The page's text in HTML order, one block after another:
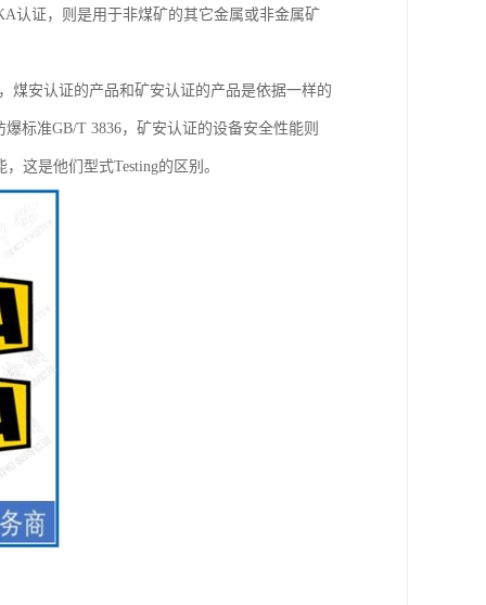
认证，则是用于非煤矿的其它金属或非金属矿
煤安认证的产品和矿安认证的产品是依据一样的
标准GB/T 3836，矿安认证的设备安全性能则
这是他们型式Testing的区别。